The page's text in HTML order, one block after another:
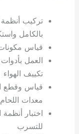
تركيب أنظمة
بالكامل
قياس مكونات
العمل
تكييف الهواء
قياس وقطع
معدات اللحام
اختبار أنظمة
للتسرب